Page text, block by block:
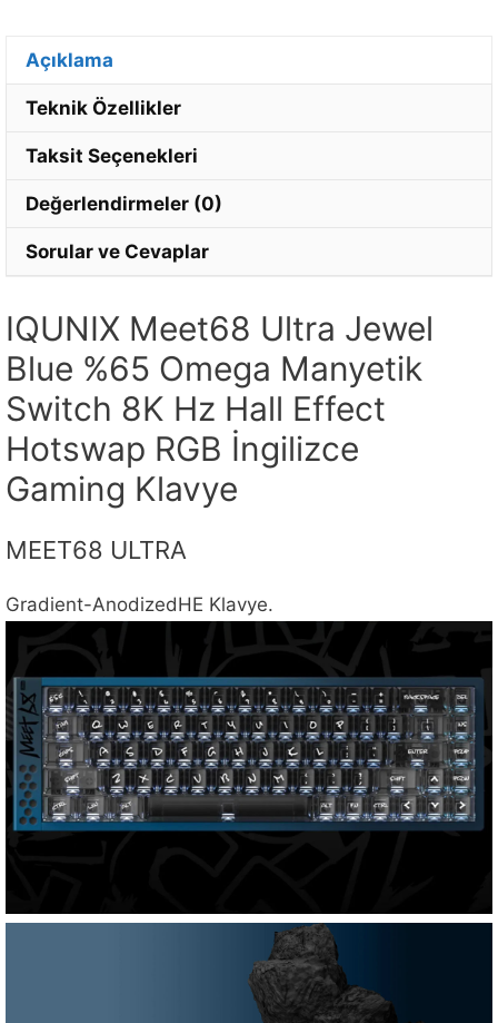
Açıklama
Teknik Özellikler
Taksit Seçenekleri
Değerlendirmeler (0)
Sorular ve Cevaplar
IQUNIX Meet68 Ultra Jewel
Blue %65 Omega Manyetik
Switch 8K Hz Hall Effect
Hotswap RGB İngilizce
Gaming Klavye
MEET68 ULTRA
Gradient-AnodizedHE Klavye.